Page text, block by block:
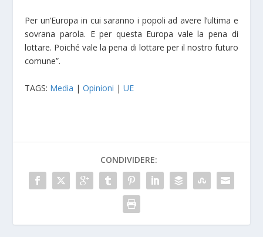
Per un’Europa in cui saranno i popoli ad avere l’ultima e
sovrana parola. E per questa Europa vale la pena di
lottare. Poiché vale la pena di lottare per il nostro futuro
comune”.
TAGS: Media |Opinioni |UE
CONDIVIDERE: